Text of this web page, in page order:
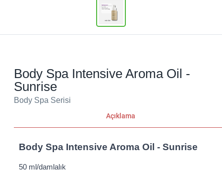
Body Spa Intensive Aroma Oil -
Sunrise
Body Spa Serisi
Açıklama
Body Spa Intensive Aroma Oil - Sunrise
50 ml/damlalık